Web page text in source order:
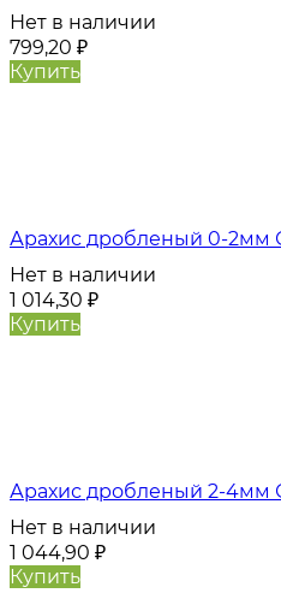
Нет в наличии
799,20 ₽
Купить
Арахис дробленый 0-2мм
Нет в наличии
1 014,30 ₽
Купить
Арахис дробленый 2-4мм
Нет в наличии
1 044,90 ₽
Купить